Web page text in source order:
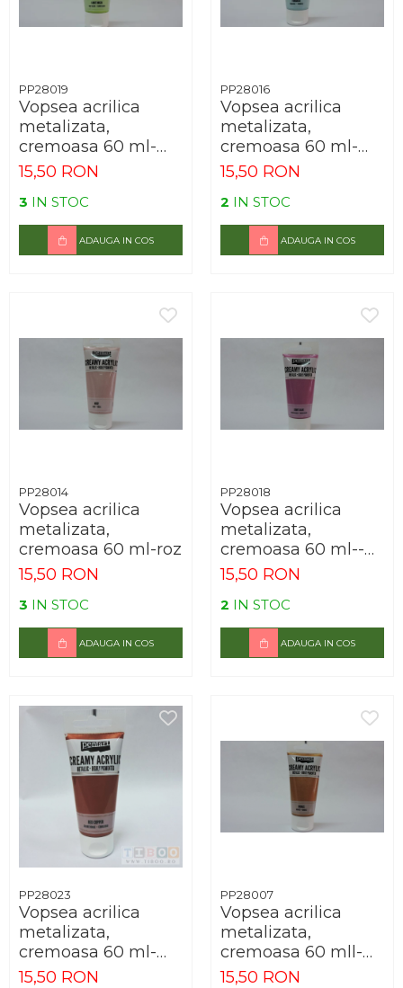
Bibliorafturi, Alonje
Capsatoare, Decapsatoare
Capse pt capsatoare
Perforatoare
Adezivi, Benzi adezive
Cuttere, Foarfeci
Ambalare
Stampile
PP28019
Vopsea acrilica
metalizata,
cremoasa 60 ml-
verde deschis
15,50 RON
3 IN STOC
ADAUGA IN COS
PP28016
Vopsea acrilica
metalizata,
cremoasa 60 ml-
turcoaz
15,50 RON
2 IN STOC
ADAUGA IN COS
PP28014
Vopsea acrilica
metalizata,
cremoasa 60 ml-roz
15,50 RON
3 IN STOC
ADAUGA IN COS
PP28018
Vopsea acrilica
metalizata,
cremoasa 60 ml--
mov deschis
15,50 RON
2 IN STOC
ADAUGA IN COS
PP28023
Vopsea acrilica
metalizata,
cremoasa 60 ml-
cupru rosu
15,50 RON
PP28007
Vopsea acrilica
metalizata,
cremoasa 60 mll-
bronz
15,50 RON